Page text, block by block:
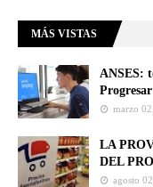
MÁS VISTAS
ANSES:
Progresar
marzo
LA
DEL
agosto